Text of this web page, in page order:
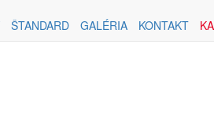
ŠTANDARD GALÉRIA KONTAKT